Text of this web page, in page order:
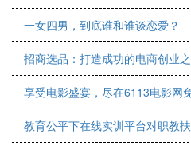
一女四男，到底谁和谁谈恋爱？
招商选品：打造成功的电商创业
享受电影盛宴，尽在6113电影网
教育公平下在线实训平台对职教